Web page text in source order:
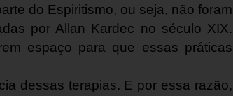
do Espiritismo, ou seja, não foram
por Allan Kardec no século XIX.
espaço para que essas práticas
dessas terapias. E por essa razão,